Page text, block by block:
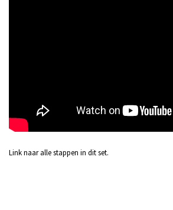
Link naar alle stappen in dit set.